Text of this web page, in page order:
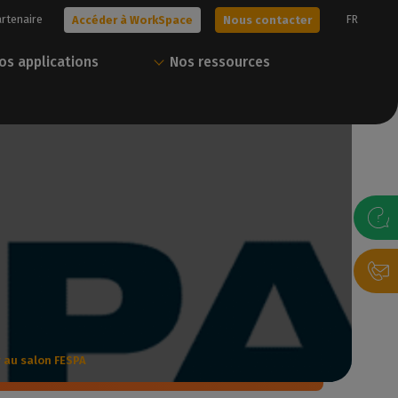
avec
applications
Nos experts vous aident à choisir la
meilleure solution pour vos besoins.
Nous contacter
Nos ressources
Téléchargez nos ressources et gérez
vos solutions Caldera via notre portail
Accéder à WorkSpace
Accéder à WorkSpace Nous contacter FR
salon FESPA